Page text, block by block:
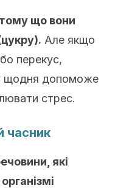
тому що вони
Але якщо
перекус,
щодня допоможе
стрес.
часник
які